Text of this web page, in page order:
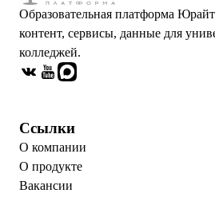
Образовательная платформа
контент, сервисы, данные для
колледжей.
Ссылки
О компании
О продукте
Вакансии